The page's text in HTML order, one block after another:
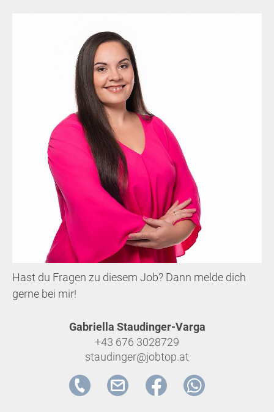
Hast du Fragen zu diesem Job? Dann melde dich
gerne bei mir!
Gabriella Staudinger-Varga
+43 676 3028729
staudinger@jobtop.at